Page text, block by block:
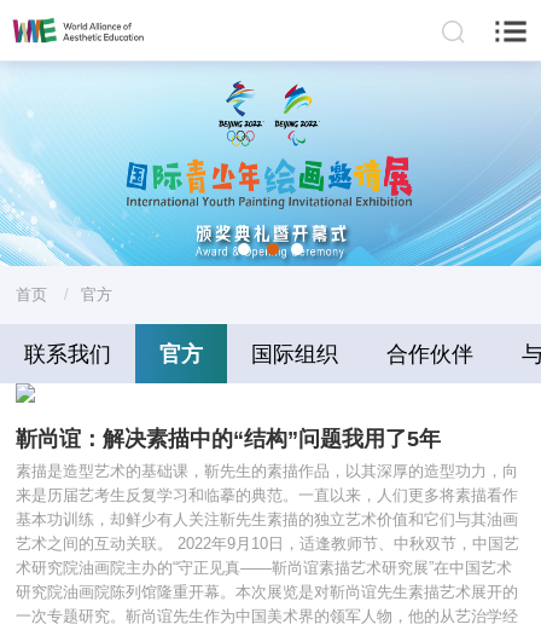
首页 / 官方
联系我们 官方 国际组织 合作伙伴
靳尚谊：解决素描中的“结构”问题我用了5年
素描是造型艺术的基础课，靳先生的素描作品，以其深厚的造型功力，向
来是历届艺考生反复学习和临摹的典范。一直以来，人们更多将素描看作
基本功训练，却鲜少有人关注靳先生素描的独立艺术价值和它们与其油画
艺术之间的互动关联。 2022年9月10日，适逢教师节、中秋双节，中国艺
术研究院油画院主办的“守正见真——靳尚谊素描艺术研究展”在中国艺术
研究院油画院陈列馆隆重开幕。本次展览是对靳尚谊先生素描艺术展开的
一次专题研究。靳尚谊先生作为中国美术界的领军人物，他的从艺治学经